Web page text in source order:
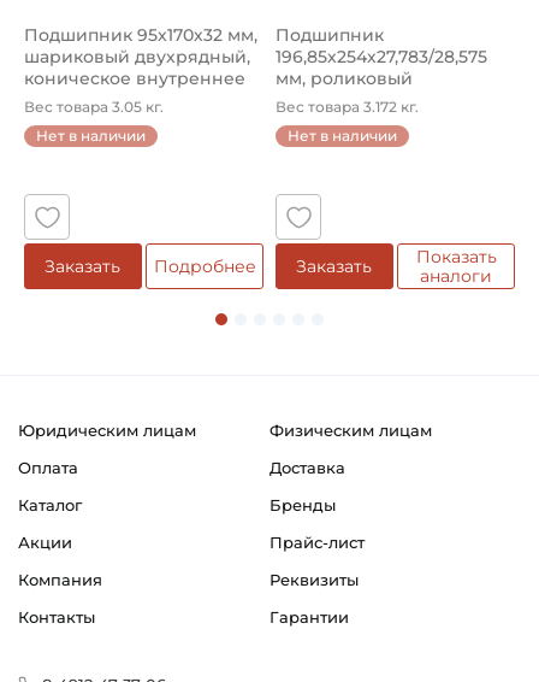
Подшипник 95х170х32 мм,
шариковый двухрядный,
коническое внутреннее
кол...
Вес товара 3.05 кг.
Нет в наличии
Заказать Подробнее
Подшипник
196,85х254х27,783/28,575
мм, роликовый
однорядный конический
...
Вес товара 3.172 кг.
Нет в наличии
Заказать
Показать
аналоги
Юридическим лицам
Физическим лицам
Оплата
Доставка
Каталог
Бренды
Акции
Прайс-лист
Компания
Реквизиты
Контакты
Гарантии